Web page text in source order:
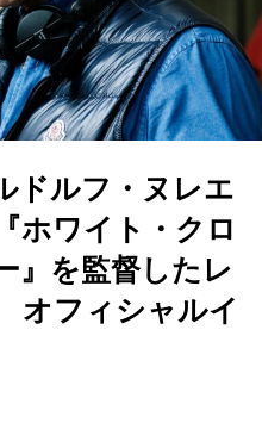
ドルフ・ヌレエ
ホワイト・クロ
を監督したレ
オフィシャルイ